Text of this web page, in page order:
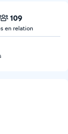
109
en relation